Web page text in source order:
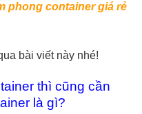
phong container giá rẻ
bài viết này nhé!
thì cũng cần
là gì?